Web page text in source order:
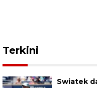
Terkini
Swiatek